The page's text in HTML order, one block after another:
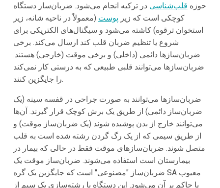
حوزه قلب‌شناسی در ترکیه انجام می‌شود. ضربان‌ساز دستگاه
کوچکی است که زیر پوست (معمولاً در ناحیه شانه، زیر
استخوان ترقوه) کاشته می‌شود و سیگنال‌های الکتریکی برای
شروع یا تنظیم ضربان قلب کند ارسال می‌کند. برخی
ضربان‌سازها دائمی (داخلی) و برخی موقت (خارجی) هستند.
ضربان‌سازها می‌توانند قلبی طبیعی که به درستی کار نمی‌کند
را جایگزین کنند.
ضربان‌سازها می‌توانند به صورت جراحی در قفسه سینه (یک
ضربان‌ساز دائمی) از طریق یک برش کوچک قرار گیرند. آن‌ها
می‌توانند خارج از بدن پوشیده شوند (یک ضربان‌ساز موقت) و
از طریق سیمی که از یک رگ گردن رشته شده است به قلب
متصل شوند. ضربان‌سازهای موقت فقط در حالی که بیمار در
بیمارستان است استفاده می‌شوند. ضربان‌ساز موقت یک
ضربان‌ساز "مصنوعی" است که جایگزین یک گره SA معیوب
یا حاکم بر آن می‌شود. این دستگاه با رشته‌سازی یک سیم از